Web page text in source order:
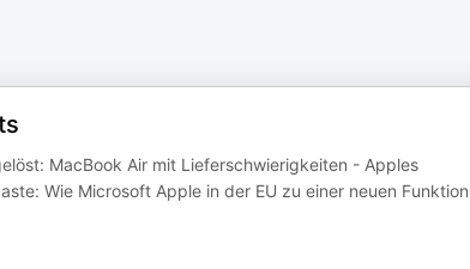
MacBook Air mit Lieferschwierigkeiten - Apples
Wie Microsoft Apple in der EU zu einer neuen Funktion